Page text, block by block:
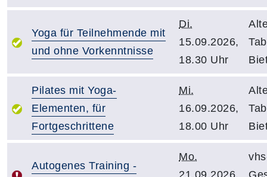
Yoga für Teilnehmende mit
und ohne Vorkenntnisse
Di.
15.09.2026,
18.30 Uhr
Pilates mit Yoga-
Elementen, für
Fortgeschrittene
Mi.
16.09.2026,
18.00 Uhr
Autogenes Training -
Mo.
21.09.2026,